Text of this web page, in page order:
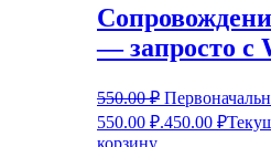
— запросто с
550.00₽
550.00 ₽.450.00 ₽